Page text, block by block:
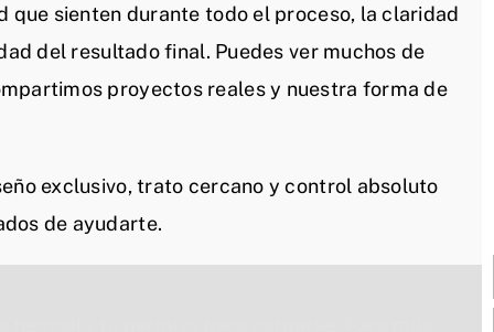
sienten durante todo el proceso, la claridad
del resultado final. Puedes ver muchos de
proyectos reales y nuestra forma de
exclusivo, trato cercano y control absoluto
de ayudarte.